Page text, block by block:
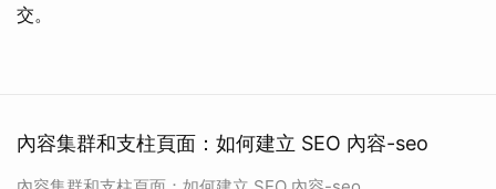
交。
內容集群和支柱頁面：如何建立 SEO 內容-seo